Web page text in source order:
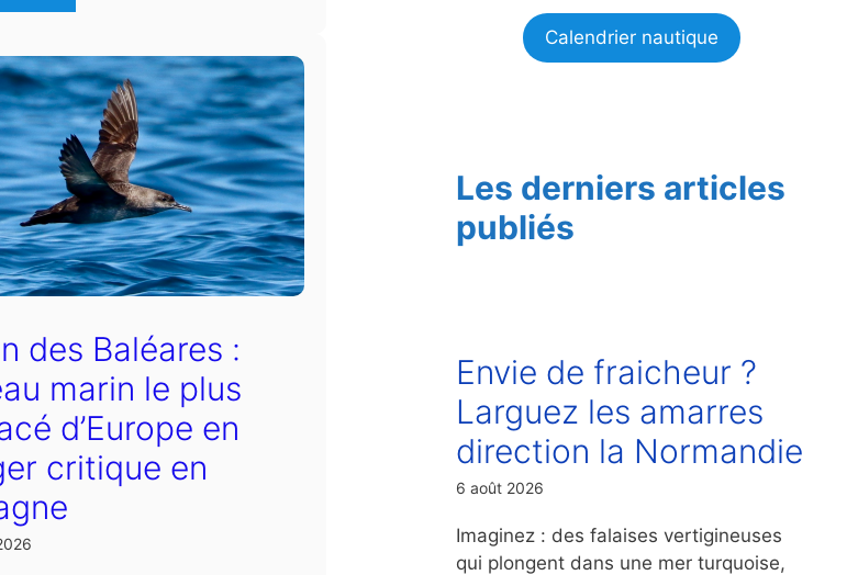
des Baléares :
marin le plus
d’Europe en
critique en
Calendrier nautique
Les derniers articles
publiés
Envie de fraicheur ?
Larguez les amarres
direction la Normandie
6 août 2026
Imaginez : des falaises vertigineuses
qui plongent dans une mer turquoise,